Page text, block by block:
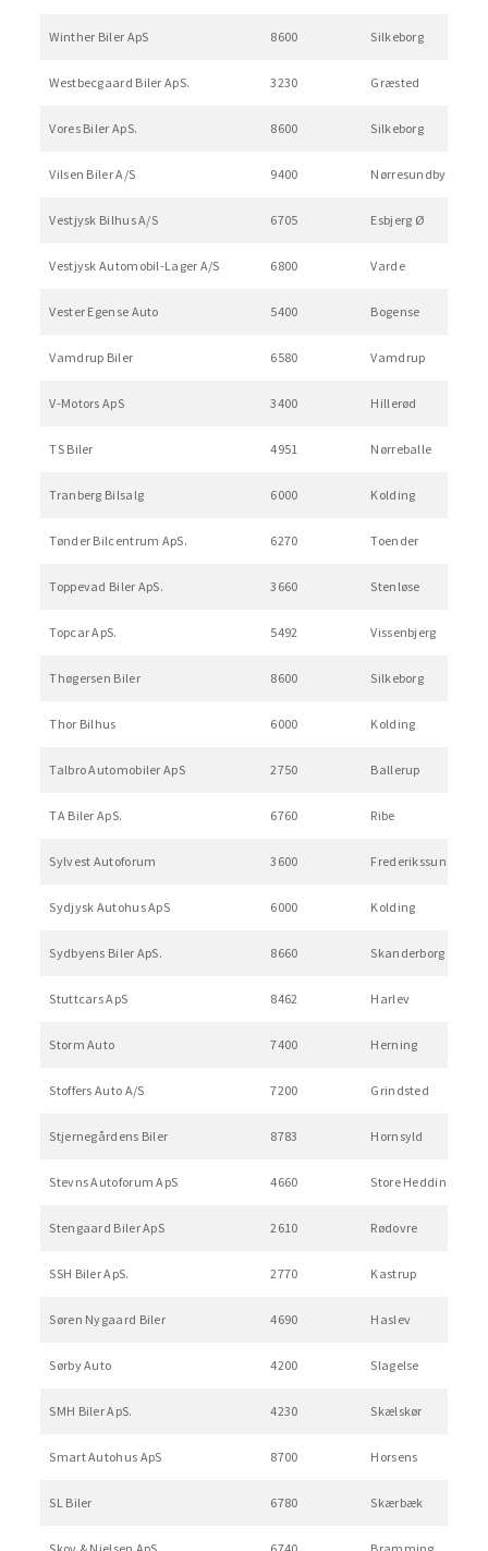
Winther Biler ApS 8600 Silkeborg
Westbecgaard Biler ApS. 3230 Græsted
Vores Biler ApS. 8600 Silkeborg
Vilsen Biler A/S 9400 Nørresundby
Vestjysk Bilhus A/S 6705 Esbjerg Ø
Vestjysk Automobil-Lager A/S 6800 Varde
Vester Egense Auto 5400 Bogense
Vamdrup Biler 6580 Vamdrup
V-Motors ApS 3400 Hillerød
TS Biler 4951 Nørreballe
Tranberg Bilsalg 6000 Kolding
Tønder Bilcentrum ApS. 6270 Toender
Toppevad Biler ApS. 3660 Stenløse
Topcar ApS. 5492 Vissenbjerg
Thøgersen Biler 8600 Silkeborg
Thor Bilhus 6000 Kolding
Talbro Automobiler ApS 2750 Ballerup
TA Biler ApS. 6760 Ribe
Sylvest Autoforum 3600 Frederikssund
Sydjysk Autohus ApS 6000 Kolding
Sydbyens Biler ApS. 8660 Skanderborg
Stuttcars ApS 8462 Harlev
Storm Auto 7400 Herning
Stoffers Auto A/S 7200 Grindsted
Stjernegårdens Biler 8783 Hornsyld
Stevns Autoforum ApS 4660 Store Heddinge
Stengaard Biler ApS 2610 Rødovre
SSH Biler ApS. 2770 Kastrup
Søren Nygaard Biler 4690 Haslev
Sørby Auto 4200 Slagelse
SMH Biler ApS. 4230 Skælskør
Smart Autohus ApS 8700 Horsens
SL Biler 6780 Skærbæk